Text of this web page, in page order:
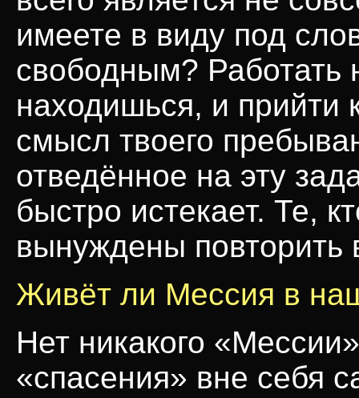
имеете в виду под
свободным? Работать
находишься, и прийти
смысл твоего
отведённое на эту
быстро истекает. Те,
вынуждены повторить
Живёт ли Мессия в
Нет никакого
«спасения» вне себя